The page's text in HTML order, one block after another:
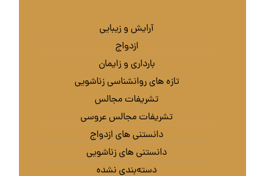
آرایش و زیبایی
ازدواج
بارداری و زایمان
تازه های روانشناسی زناشویی
تشریفات مجالس
تشریفات مجالس عروسی
دانستنی های ازدواج
دانستنی های زناشویی
دسته‌بندی نشده